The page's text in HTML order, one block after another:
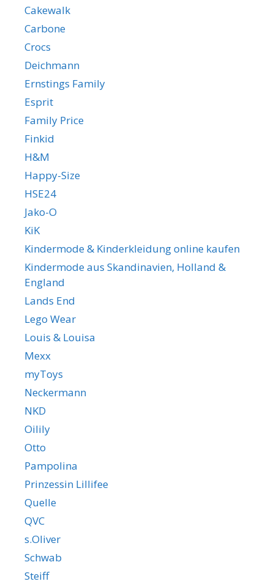
Cakewalk
Carbone
Crocs
Deichmann
Ernstings Family
Esprit
Family Price
Finkid
H&M
Happy-Size
HSE24
Jako-O
KiK
Kindermode & Kinderkleidung online kaufen
Kindermode aus Skandinavien, Holland &
England
Lands End
Lego Wear
Louis & Louisa
Mexx
myToys
Neckermann
NKD
Oilily
Otto
Pampolina
Prinzessin Lillifee
Quelle
QVC
s.Oliver
Schwab
Steiff